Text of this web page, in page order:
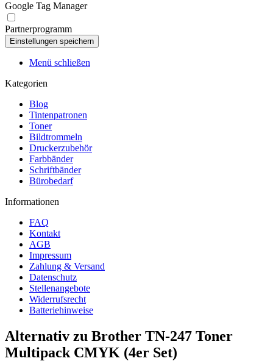
Google Tag Manager
Partnerprogramm
Menü schließen
Kategorien
Blog
Tintenpatronen
Toner
Bildtrommeln
Druckerzubehör
Farbbänder
Schriftbänder
Bürobedarf
Informationen
FAQ
Kontakt
AGB
Impressum
Zahlung & Versand
Datenschutz
Stellenangebote
Widerrufsrecht
Batteriehinweise
Alternativ zu Brother TN-247 Toner
Multipack CMYK (4er Set)